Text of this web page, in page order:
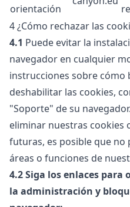
orientación
4 ¿Cómo rechazar las
4.1 Puede evitar la
navegador en cualquier
instrucciones sobre cómo
deshabilitar las cookies,
"Soporte" de su
eliminar nuestras cookies
futuras, es posible que no
áreas o funciones de
4.2Siga los enlaces
la administración y